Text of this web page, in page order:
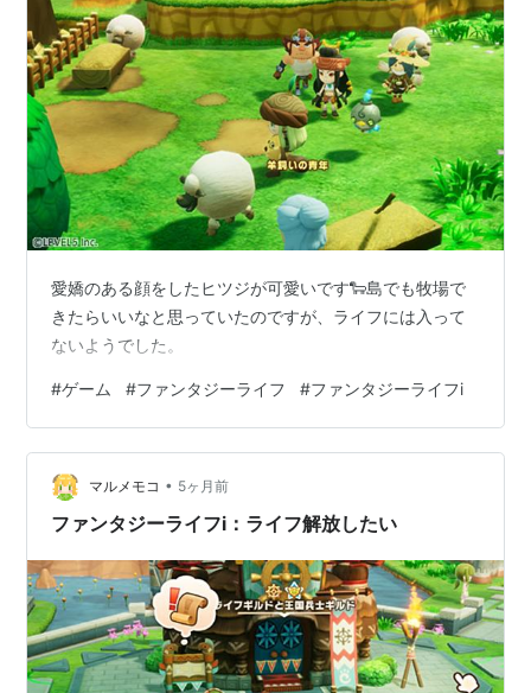
愛嬌のある顔をしたヒツジが可愛いです🐑島でも牧場で
きたらいいなと思っていたのですが、ライフには入って
ないようでした。
#ゲーム #ファンタジーライフ #ファンタジーライフi
マルメモコ • 5ヶ月前
ファンタジーライフi：ライフ解放したい